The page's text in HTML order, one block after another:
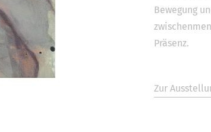
Bewegung
Präsenz.
Zur